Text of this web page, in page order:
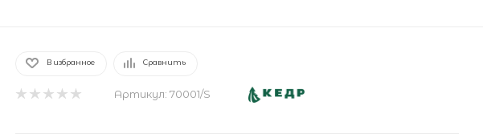
В избранное Сравнить
Артикул: 70001/S